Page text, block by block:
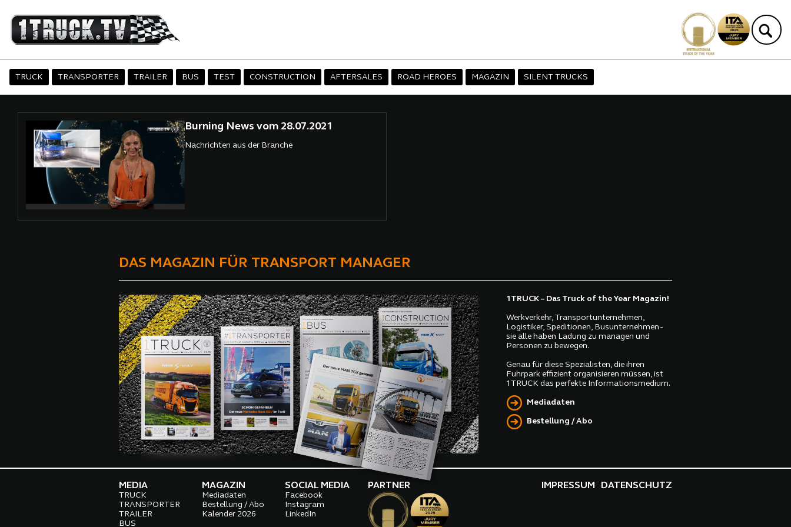
TRUCK TRANSPORTER TRAILER BUS TEST CONSTRUCTION AFTERSALES ROAD HEROES MAGAZIN SILENT TRUCKS
Burning News vom 28.07.2021
Nachrichten aus der Branche
DAS MAGAZIN FÜR TRANSPORT MANAGER
1TRUCK – Das Truck of the Year Magazin!
Werkverkehr, Transportunternehmen,
Logistiker, Speditionen, Busunternehmen -
sie alle haben Ladung zu managen und
Personen zu bewegen.
Genau für diese Spezialisten, die ihren
Fuhrpark effizient organisieren müssen, ist
1TRUCK das perfekte Informationsmedium.
Mediadaten
Bestellung / Abo
MEDIA
TRUCK
TRANSPORTER
TRAILER
BUS
MAGAZIN
Mediadaten
Bestellung / Abo
Kalender 2026
SOCIAL MEDIA
Facebook
Instagram
LinkedIn
PARTNER DATENSCHUTZ
IMPRESSUM